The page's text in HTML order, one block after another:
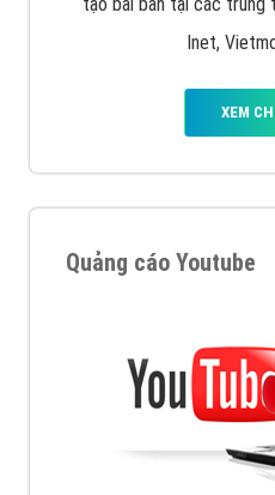
Inet,
XEM
Quảng cáo Youtube